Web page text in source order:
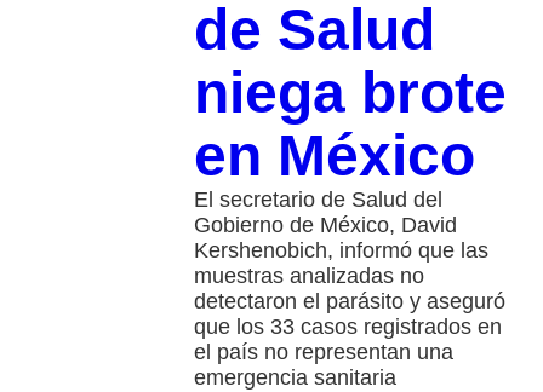
de Salud
niega brote
en México
El secretario de Salud del
Gobierno de México, David
Kershenobich, informó que las
muestras analizadas no
detectaron el parásito y aseguró
que los 33 casos registrados en
el país no representan una
emergencia sanitaria